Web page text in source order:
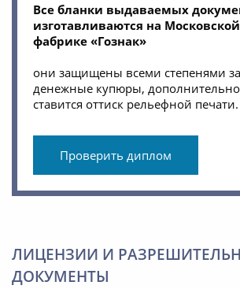
Все бланки выдаваемых
изготавливаются на
фабрике «Гознак»
они защищены всеми степенями
денежные купюры,
ставится оттиск рельефной печати.
Проверить диплом
ЛИЦЕНЗИИ И
ДОКУМЕНТЫ